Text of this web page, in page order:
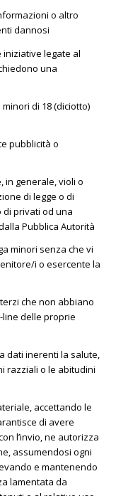
o altro
dannosi
iniziative legate al
una
di 18 (diciotto)
pubblicità o
in generale, violi o
di legge o di
privati od una
Pubblica Autorità
minori senza che vi
i o esercente la
che non abbiano
delle proprie
dati inerenti la salute,
razziali o le abitudini
accettando le
di avere
l’invio, ne autorizza
assumendosi ogni
e mantenendo
lamentata da